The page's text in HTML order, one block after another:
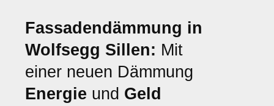
Fassadendämmung in
Wolfsegg Sillen: Mit
einer neuen Dämmung
Energie und Geld